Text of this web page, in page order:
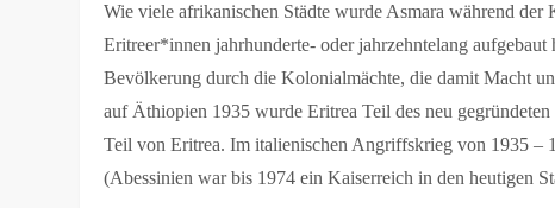
Wie viele afrikanischen Städte wurde Asmara während
Eritreer*innen jahrhunderte- oder jahrzehntelang
Bevölkerung durch die Kolonialmächte, die damit Macht
auf Äthiopien 1935 wurde Eritrea Teil des neu
Teil von Eritrea. Im italienischen Angriffskrieg von 1935 –
(Abessinien war bis 1974 ein Kaiserreich in den heutigen